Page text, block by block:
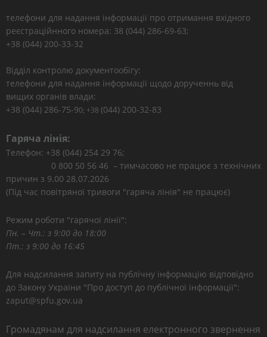
телефони для надання інформації про отримання вхідного
реєстраційнного номера: 38 (044) 286-69-63;
+38 (044) 200-33-32
Відділ контролю документообігу:
телефони для надання інформації щодо дорученнь від
вищих органів влади:
+38 (044) 286-75-90; +38 (044) 200-32-83
Гаряча лінія:
Телефон: +38 (044) 254 29 76;
0 800 50 56 46 – тимчасово не працює з технічних
причин з 9.00 28.07.2026
(Під час повітряної тривоги "гаряча лінія" не працює)
Режим роботи "гарячої лінії":
Пн. – Чт.: з 9:00 до 18:00
Пт.: з 9:00 до 16:45
Для надсилання запиту на публічну інформацію відповідно
до Закону України "Про доступ до публічної інформації":
zaput@spfu.gov.ua
Громадянам для надсилання електронного звернення